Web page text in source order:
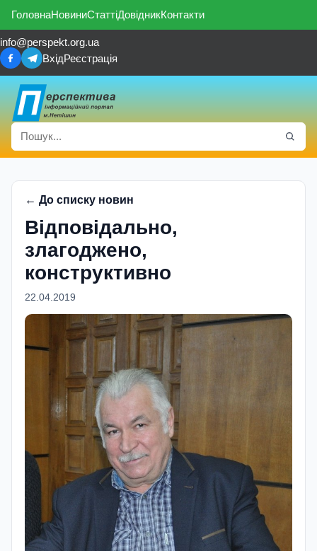
ГоловнаНовиниСтаттіДовідникКонтакти
info@perspekt.org.ua
ВхідРеєстрація
← До списку новин
Відповідально,
злагоджено,
конструктивно
22.04.2019